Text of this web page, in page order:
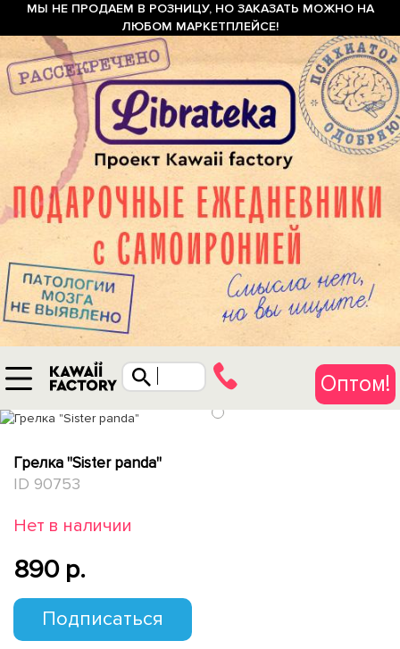
МЫ НЕ ПРОДАЕМ В РОЗНИЦУ, НО ЗАКАЗАТЬ МОЖНО НА
ЛЮБОМ МАРКЕТПЛЕЙСЕ!
Оптом!
Грелка "Sister panda"
ID 90753
Нет в наличии
890 p.
Подписаться